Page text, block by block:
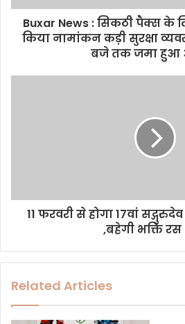
d
s
Buxar News : सिकठी पैक्स के
किया नामांकन कड़ी सुरक्षा
बजे तक जमा हुआ
11 फरवरी से होगा 17वां
,बहेगी भक्ति रस
Related Articles